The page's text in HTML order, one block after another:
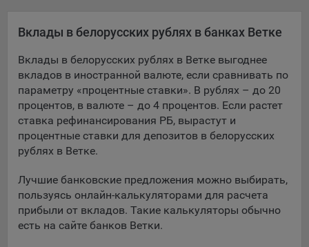
сервис показа контекстной рекламы. Адрес: Yandex
Europe AG, Werftestrasse 4, CH-6005 Luzern, Switzerland.
Google Ads - сервис показа контекстной рекламы,
предоставляемый компанией Google Ireland Ltd, Gordon
House Barrow Street Dublin 4, D04E5W5 Ireland.
Сохранить мои изменения
Вклады в белорусских рублях в банках Ветке
Вклады в белорусских рублях в Ветке выгоднее
вкладов в иностранной валюте, если сравнивать по
параметру «процентные ставки». В рублях – до 20
процентов, в валюте – до 4 процентов. Если растет
ставка рефинансирования РБ, вырастут и
процентные ставки для депозитов в белорусских
рублях в Ветке.
Лучшие банковские предложения можно выбирать,
пользуясь онлайн-калькуляторами для расчета
прибыли от вкладов. Такие калькуляторы обычно
есть на сайте банков Ветки.